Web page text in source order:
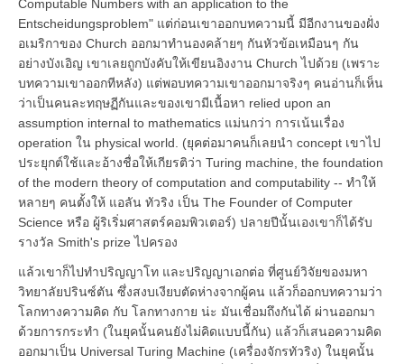
Computable Numbers with an application to the
Entscheidungsproblem" แต่ก่อนเขาออกบทความนี้ มีอีกงานของฝั่ง
อเมริกาของ Church ออกมาทำนองคล้ายๆ กันหัวข้อเหมือนๆ กัน
อย่างบังเอิญ เขาเลยถูกบังคับให้เขียนอิงงาน Church ไปด้วย (เพราะ
บทความเขาออกทีหลัง) แต่พอบทความเขาออกมาจริงๆ คนอ่านก็เห็น
ว่าเป็นคนละทฤษฏีกันและของเขามีเนื้อหา relied upon an
assumption internal to mathematics แม่นกว่า การเน้นเรื่อง
operation ใน physical world. (ยุคต่อมาคนก็เลยนำ concept เขาไป
ประยุกต์ใช้และอ้างชื่อให้เกียรติว่า Turing machine, the foundation
of the modern theory of computation and computability -- ทำให้
หลายๆ คนตั้งให้ แอลัน ทัวริง เป็น The Founder of Computer
Science หรือ ผู้ริเริ่มศาสตร์คอมพิวเตอร์) ปลายปีนั้นเองเขาก็ได้รับ
รางวัล Smith's prize ไปครอง
แล้วเขาก็ไปทำปริญญาโท และปริญญาเอกต่อ ที่ศูนย์วิจัยของมหา
วิทยาลัยปรินซ์ตัน ซึ่งสงบเงียบตัดห่างจากผู้คน แล้วก็ออกบทความว่า
โลกทางความคิด กับ โลกทางกาย น่ะ มันเชื่อมถึงกันได้ ผ่านออกมา
ด้วยการกระทำ (ในยุคนั้นคนยังไม่คิดแบบนี้กัน) แล้วก็เสนอความคิด
ออกมาเป็น Universal Turing Machine (เครื่องจักรทัวริง) ในยุคนั้น